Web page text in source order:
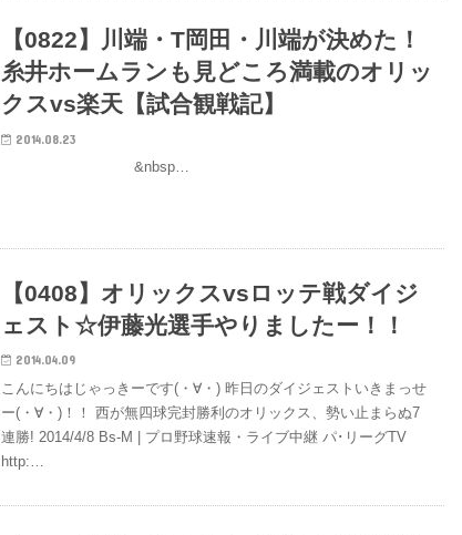
【0822】川端・T岡田・川端が決めた！
糸井ホームランも見どころ満載のオリッ
クスvs楽天【試合観戦記】
2014.08.23
&nbsp…
【0408】オリックスvsロッテ戦ダイジ
ェスト☆伊藤光選手やりましたー！！
2014.04.09
こんにちはじゃっきーです(・∀・) 昨日のダイジェストいきまっせ
ー(・∀・)！！ 西が無四球完封勝利のオリックス、勢い止まらぬ7
連勝! 2014/4/8 Bs-M | プロ野球速報・ライブ中継 パ･リーグTV
http:…